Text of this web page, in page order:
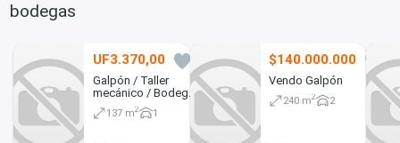
bodegas
UF3.370,00
Galpón / Taller
mecánico / Bodega /
Local
137 m2 1
$140.000.000
0
Vendo Galpón
240 m2 2